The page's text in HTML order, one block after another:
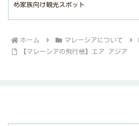
め家族向け観光スポット
ホーム マレーシアについて
【マレーシアの飛行機】エア アジア